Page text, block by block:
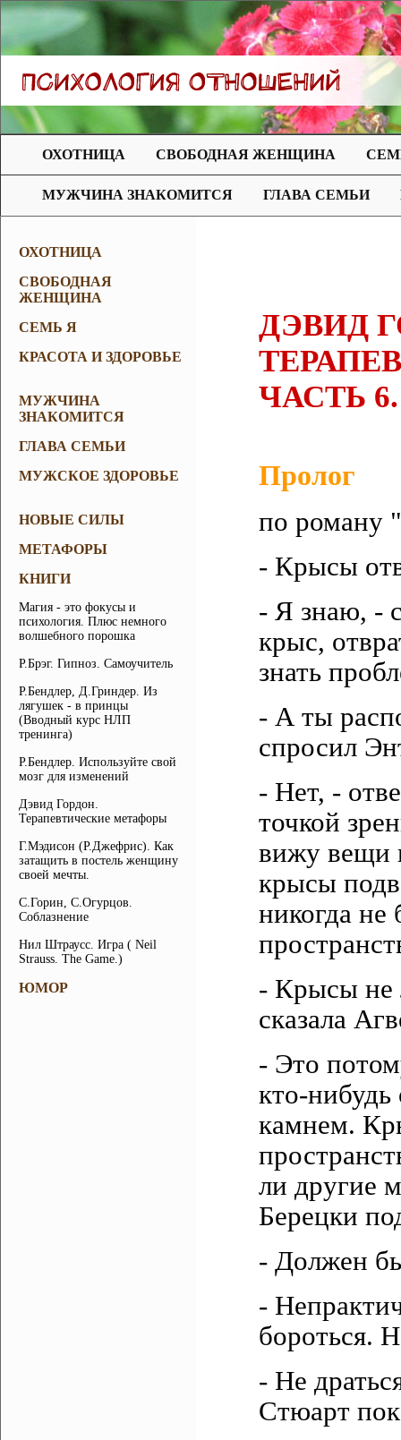
ОХОТНИЦА СВОБОДНАЯ ЖЕНЩИНА
МУЖЧИНА ЗНАКОМИТСЯ ГЛАВА СЕМЬИ
ОХОТНИЦА
СВОБОДНАЯ
ЖЕНЩИНА
СЕМЬ Я
КРАСОТА И ЗДОРОВЬЕ
МУЖЧИНА
ЗНАКОМИТСЯ
ГЛАВА СЕМЬИ
МУЖСКОЕ ЗДОРОВЬЕ
НОВЫЕ СИЛЫ
МЕТАФОРЫ
КНИГИ
Магия - это фокусы и
психология. Плюс немного
волшебного порошка
Р.Брэг. Гипноз. Самоучитель
Р.Бендлер, Д.Гриндер. Из
лягушек - в принцы
(Вводный курс НЛП
тренинга)
Р.Бендлер. Используйте свой
мозг для изменений
Дэвид Гордон.
Терапевтические метафоры
Г.Мэдисон (Р.Джефрис). Как
затащить в постель женщину
своей мечты.
С.Горин, С.Огурцов.
Соблазнение
Нил Штраусс. Игра ( Neil
Strauss. The Game.)
ЮМОР
ДЭВИД
ЧАСТЬ
Пролог
по роману
- Крысы
- Я знаю, -
крыс,
знать
- А ты
спросил
- Нет, -
точкой
вижу вещи
крысы
никогда
- Крысы не
сказала
- Это
кто-
камнем.
ли другие
Берецки
- Должен
-
бороться.
- Не
Стюарт